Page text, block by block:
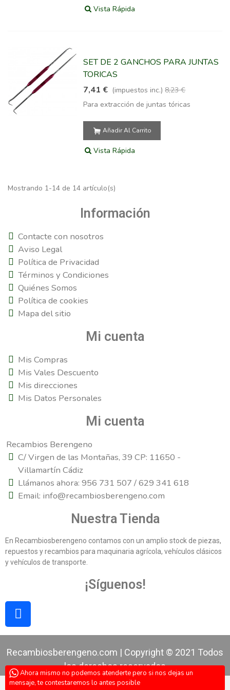
Vista Rápida
SET DE 2 GANCHOS PARA JUNTAS
TORICAS
7,41 € (impuestos inc.) 8,23 €
Para extracción de juntas tóricas
Añadir Al Carrito
Vista Rápida
Mostrando 1-14 de 14 artículo(s)
Información
Contacte con nosotros
Aviso Legal
Política de Privacidad
Términos y Condiciones
Quiénes Somos
Política de cookies
Mapa del sitio
Mi cuenta
Mis Compras
Mis Vales Descuento
Mis direcciones
Mis Datos Personales
Mi cuenta
Recambios Berengeno
C/ Virgen de las Montañas, 39 CP: 11650 -
Villamartín Cádiz
Llámanos ahora: 956 731 507 / 629 341 618
Email: info@recambiosberengeno.com
Nuestra Tienda
En Recambiosberengeno contamos con un amplio stock de piezas,
repuestos y recambios para maquinaria agrícola, vehículos clásicos
y vehículos de transporte.
¡Síguenos!
Recambiosberengeno.com | Copyright © 2021 Todos
los derechos reservados
Ahora mismo no podemos atenderte pero si nos dejas un
mensaje, te contestaremos lo antes posible